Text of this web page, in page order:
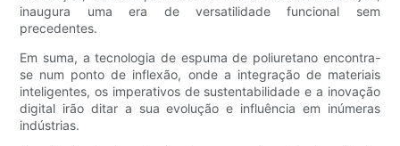
inaugura uma era de versatilidade funcional sem
precedentes.
Em suma, a tecnologia de espuma de poliuretano encontra-
se num ponto de inflexão, onde a integração de materiais
inteligentes, os imperativos de sustentabilidade e a inovação
digital irão ditar a sua evolução e influência em inúmeras
indústrias.